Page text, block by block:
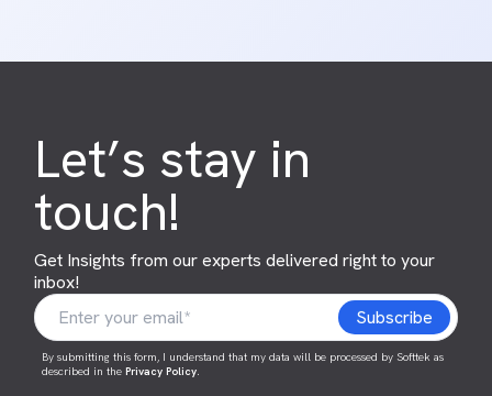
Let’s stay in
touch!
Get Insights from our experts delivered right to your
inbox!
By submitting this form, I understand that my data will be processed by Softtek as
described in thePrivacy Policy.